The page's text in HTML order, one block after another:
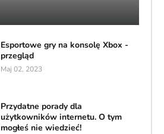
Esportowe gry na konsolę Xbox -
przegląd
Maj 02, 2023
Przydatne porady dla
użytkowników internetu. O tym
mogłeś nie wiedzieć!